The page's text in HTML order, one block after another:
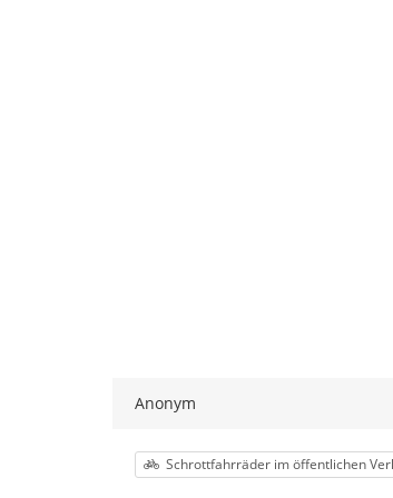
Anonym
Kategorie
Schrottfahrräder im öffentlichen